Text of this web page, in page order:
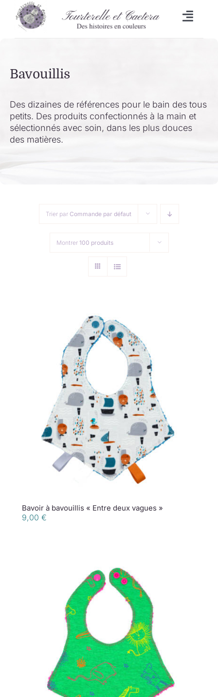
Passer
contenu
Lingettes
Bavoirs
Collection de Noël
Bavouillis
Des dizaines de références pour le bain des tous
petits. Des produits confectionnés à la main et
sélectionnés avec soin, dans les plus douces
des matières.
Trier par Commande par défaut
Montrer 100 produits
Bavoir à bavouillis « Entre deux vagues »
9,00 €